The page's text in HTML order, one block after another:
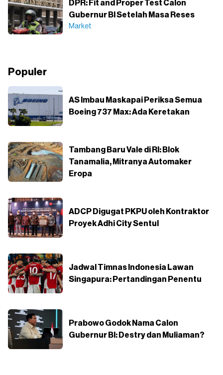
DPR: Fit and Proper Test Calon
Gubernur BI Setelah Masa Reses
Market
Populer
AS Imbau Maskapai Periksa Semua
Boeing 737 Max: Ada Keretakan
Tambang Baru Vale di RI: Blok
Tanamalia, Mitranya Automaker
Eropa
ADCP Digugat PKPU oleh Kontraktor
Proyek Adhi City Sentul
Jadwal Timnas Indonesia Lawan
Singapura: Pertandingan Penentu
Prabowo Godok Nama Calon
Gubernur BI: Destry dan Muliaman?